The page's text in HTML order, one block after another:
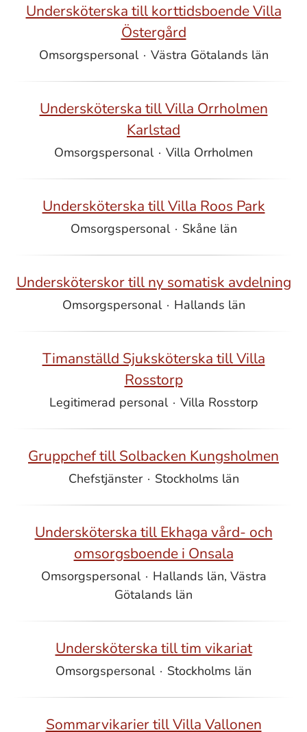
Undersköterska till korttidsboende Villa
Östergård
Omsorgspersonal · Västra Götalands län
Undersköterska till Villa Orrholmen
Karlstad
Omsorgspersonal · Villa Orrholmen
Undersköterska till Villa Roos Park
Omsorgspersonal · Skåne län
Undersköterskor till ny somatisk avdelning
Omsorgspersonal · Hallands län
Timanställd Sjuksköterska till Villa
Rosstorp
Legitimerad personal · Villa Rosstorp
Gruppchef till Solbacken Kungsholmen
Chefstjänster · Stockholms län
Undersköterska till Ekhaga vård- och
omsorgsboende i Onsala
Omsorgspersonal · Hallands län, Västra
Götalands län
Undersköterska till tim vikariat
Omsorgspersonal · Stockholms län
Sommarvikarier till Villa Vallonen